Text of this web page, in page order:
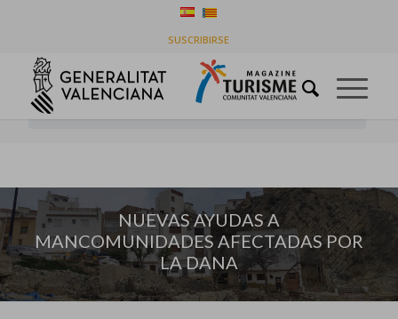
SUSCRIBIRSE
AFECTADAS POR LA DANA
Usted está aquí: Inicio /
/
NUEVAS AYUDAS A MANCOMUNIDADES AFECTADAS POR LA
DANA
NUEVAS AYUDAS A
MANCOMUNIDADES AFECTADAS POR
LA DANA